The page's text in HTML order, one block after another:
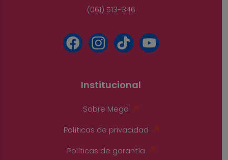
(061) 513-346
Institucional
Sobre Mega
Políticas de privacidad
Políticas de garantía